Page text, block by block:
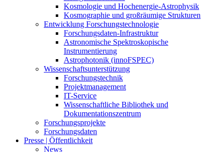
Kosmologie und Hochenergie-Astrophysik
Kosmographie und großräumige Strukturen
Entwicklung Forschungstechnologie
Forschungsdaten-Infrastruktur
Astronomische Spektroskopische
Instrumentierung
Astrophotonik (innoFSPEC)
Wissenschaftsunterstützung
Forschungstechnik
Projektmanagement
IT-Service
Wissenschaftliche Bibliothek und
Dokumentationszentrum
Forschungsprojekte
Forschungsdaten
Presse | Öffentlichkeit
News